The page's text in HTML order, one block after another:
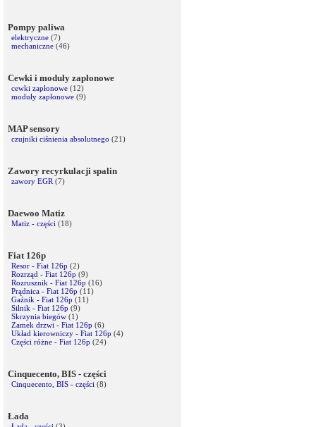
Pompy paliwa
elektryczne (7)
mechaniczne (46)
Cewki i moduły zapłonowe
cewki zapłonowe (12)
moduły zapłonowe (9)
MAP sensory
czujniki ciśnienia absolutnego (21)
Zawory recyrkulacji spalin
zawory EGR (7)
Daewoo Matiz
Matiz - części (18)
Fiat 126p
Resor - Fiat 126p (2)
Rozrząd - Fiat 126p (9)
Rozrusznik - Fiat 126p (16)
Prądnica - Fiat 126p (11)
Gaźnik - Fiat 126p (11)
Silnik - Fiat 126p (9)
Skrzynia biegów (1)
Zamek drzwi - Fiat 126p (6)
Układ kierowniczy - Fiat 126p (4)
Części różne - Fiat 126p (24)
Cinquecento, BIS - części
Cinquecento, BIS - części (8)
Łada